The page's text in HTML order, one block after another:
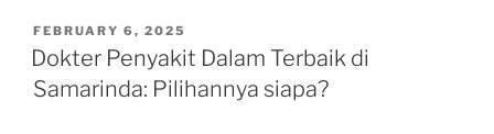
POSTED
ON
FEBRUARY 6, 2025
Dokter Penyakit Dalam Terbaik di
Samarinda: Pilihannya siapa?